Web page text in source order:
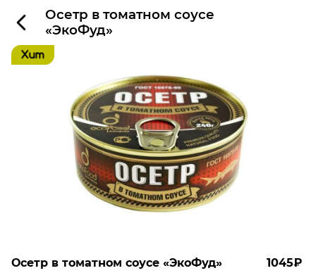
Осетр в томатном соусе
«ЭкоФуд»
Осетр в томатном соусе «ЭкоФуд» 1045₽